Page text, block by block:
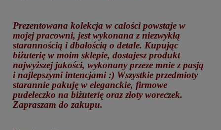
Prezentowana kolekcja w całości powstaje w
mojej pracowni, jest wykonana z niezwykłą
starannością i dbałością o detale. Kupując
biżuterię w moim sklepie, dostajesz produkt
najwyższej jakości, wykonany przeze mnie z pasją
i najlepszymi intencjami :) Wszystkie przedmioty
starannie pakuję w eleganckie, firmowe
pudełeczko na biżuterię oraz złoty woreczek.
Zapraszam do zakupu.